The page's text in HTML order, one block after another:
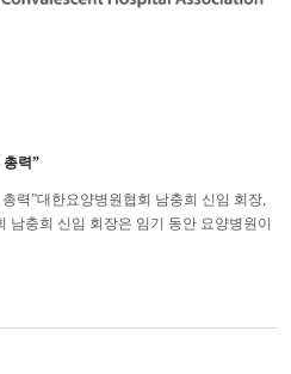
총력”
력”대한요양병원협회 남충희 신임 회장,
남충희 신임 회장은 임기 동안 요양병원이
료의 질이 높고, 국...